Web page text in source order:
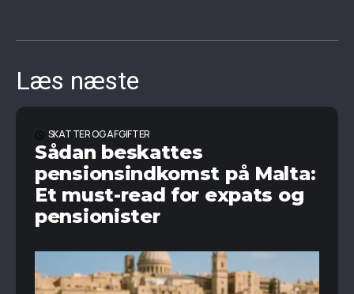
Læs næste
SKATTER OG AFGIFTER
Sådan beskattes
pensionsindkomst på Malta:
Et must-read for expats og
pensionister